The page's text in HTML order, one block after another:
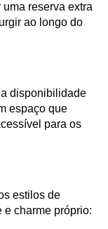
reserva extra
ao longo do
disponibilidade
espaço que
para os
estilos de
e charme próprio: